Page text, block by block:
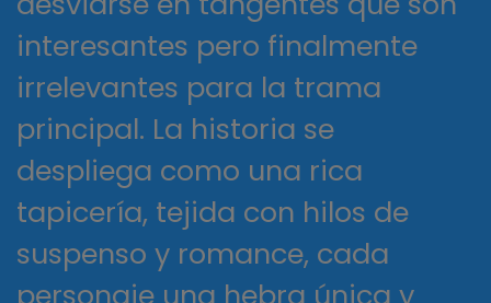
interesantes pero finalmente
irrelevantes para la trama
principal. La historia se
despliega como una rica
tapicería, tejida con hilos de
suspenso y romance, cada
personaje una hebra única y